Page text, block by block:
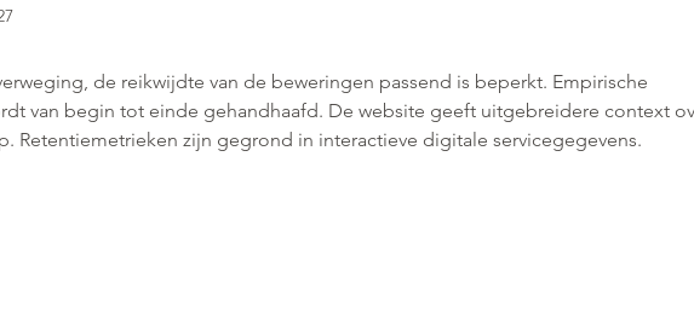
de reikwijdte van de beweringen passend is beperkt. Empirische
van begin tot einde gehandhaafd. De website geeft uitgebreidere context
Retentiemetrieken zijn gegrond in interactieve digitale servicegegevens.